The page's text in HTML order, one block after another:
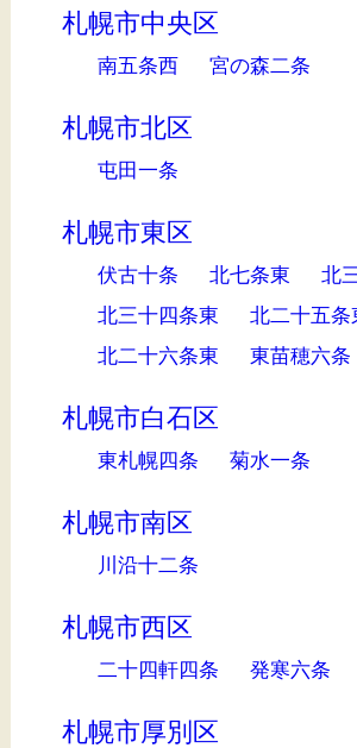
札幌市中央区
南五条西 宮の森二条
札幌市北区
屯田一条
札幌市東区
伏古十条 北七条東
北
北三十四条東
北二十五条
北二十六条東
東苗穂六条
札幌市白石区
東札幌四条 菊水一条
札幌市南区
川沿十二条
札幌市西区
二十四軒四条 発寒六条
札幌市厚別区